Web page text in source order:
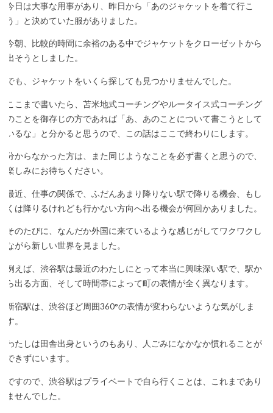
今日は大事な用事があり、昨日から「あのジャケットを着て行こ
う」と決めていた服がありました。
今朝、比較的時間に余裕のある中でジャケットをクローゼットから
出そうとしました。
でも、ジャケットをいくら探しても見つかりませんでした。
ここまで書いたら、苫米地式コーチングやルータイス式コーチング
のことを御存じの方であれば「あ、あのことについて書こうとして
いるな」と分かると思うので、この話はここで終わりにします。
分からなかった方は、また同じようなことを必ず書くと思うので、
楽しみにお待ちください。
最近、仕事の関係で、ふだんあまり降りない駅で降りる機会、もし
くは降りるけれども行かない方向へ出る機会が何回かありました。
そのたびに、なんだか外国に来ているような感じがしてワクワクし
ながら新しい世界を見ました。
例えば、渋谷駅は最近のわたしにとって本当に興味深い駅で、駅か
ら出る方面、そして時間帯によって町の表情が全く異なります。
新宿駅は、渋谷ほど周囲360°の表情が変わらないような気がしま
す。
わたしは田舎出身というのもあり、人ごみになかなか慣れることが
できずにいます。
ですので、渋谷駅はプライベートで自ら行くことは、これまであり
ませんでした。